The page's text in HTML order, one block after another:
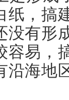
纸，搞
没有形
容易，
沿海地